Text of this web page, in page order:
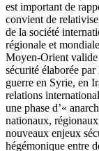
est important de
convient de
de la société
régionale et
Moyen-Orient
sécurité élaborée
guerre en Syrie, en
relations
une phase d’«
nationaux,
nouveaux enjeux
hégémonique entre